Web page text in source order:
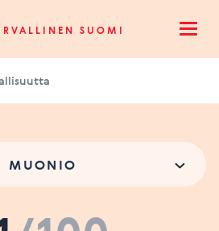
SUOMI
MUONIO